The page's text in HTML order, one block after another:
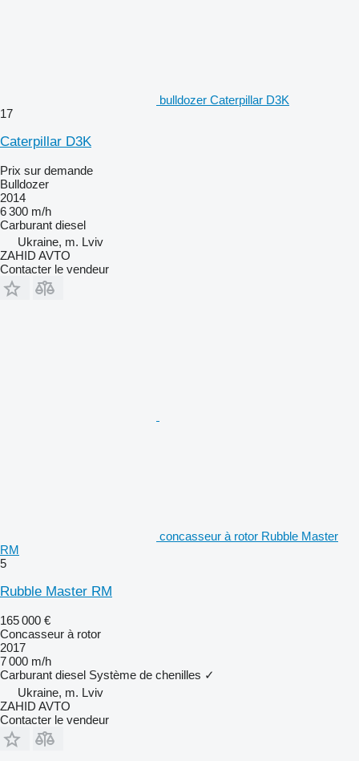
bulldozer Caterpillar D3K
17
Caterpillar D3K
Prix sur demande
Bulldozer
2014
6 300 m/h
Carburant diesel
Ukraine, m. Lviv
ZAHID AVTO
Contacter le vendeur
concasseur à rotor Rubble Master
RM
5
Rubble Master RM
165 000 €
Concasseur à rotor
2017
7 000 m/h
Carburant diesel Système de chenilles ✓
Ukraine, m. Lviv
ZAHID AVTO
Contacter le vendeur